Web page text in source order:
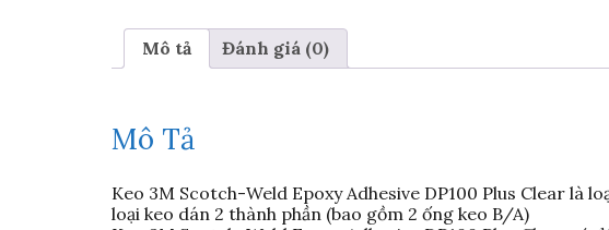
Mô tả Đánh giá (0)
Mô Tả
Keo 3M Scotch-Weld Epoxy Adhesive DP100 Plus Clear là
loại keo dán 2 thành phần (bao gồm 2 ống keo B/A)